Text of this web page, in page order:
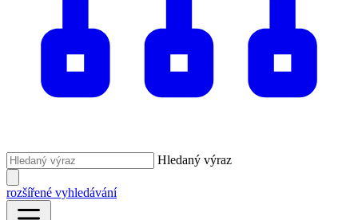
Hledaný výraz
rozšířené vyhledávání